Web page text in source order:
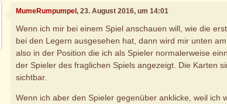
MumeRumpumpel, 23. August 2016, um 14:01
Wenn ich mir bei einem Spiel anschauen will, wie die
bei den Legern ausgesehen hat, dann wird mir unten am
also in der Position die ich als Spieler normalerweise
der Spieler des fraglichen Spiels angezeigt. Die Karten
sichtbar.
Wenn ich aber den Spieler gegenüber anklicke, weil ich